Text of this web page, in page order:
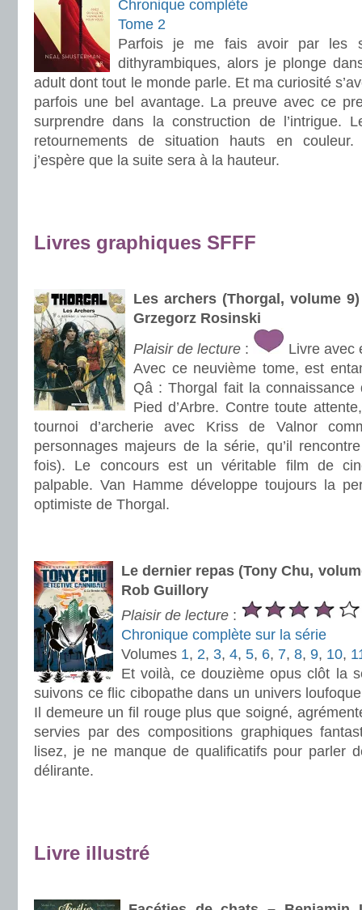
Chronique complète
Tome 2
Parfois je me fais avoir par les
dithyrambiques, alors je plonge
adult dont tout le monde parle. Et ma curiosité
parfois une bel avantage. La preuve avec ce
surprendre dans la construction de l’intrigue.
retournements de situation hauts en
j’espère que la suite sera à la hauteur.
Livres graphiques SFFF
Les archers (Thorgal, volume
Grzegorz Rosinski
Plaisir de lecture :
Livre avec
Avec ce neuvième tome, est
Qâ : Thorgal fait la
Pied d’Arbre. Contre toute
tournoi d’archerie avec Kriss de Valnor
personnages majeurs de la série, qu’il
fois). Le concours est un véritable film de
palpable. Van Hamme développe toujours la
optimiste de Thorgal.
Le dernier repas (Tony Chu,
Rob Guillory
Plaisir de lecture :
Chronique complète sur la série
Volumes 1, 2, 3, 4, 5, 6, 7, 8, 9, 10,
Et voilà, ce douzième opus clôt la
suivons ce flic cibopathe dans un univers
Il demeure un fil rouge plus que soigné,
servies par des compositions graphiques
lisez, je ne manque de qualificatifs pour parler
délirante.
Livre illustré